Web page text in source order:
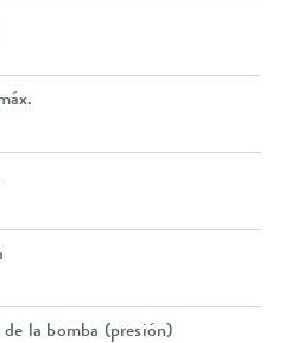
de la bomba (presión)